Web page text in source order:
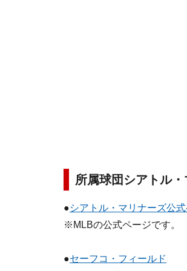
所属球団シアトル
●シアトル・マリナーズ公式
※MLBの公式ページです。
●セーフコ・フィールド